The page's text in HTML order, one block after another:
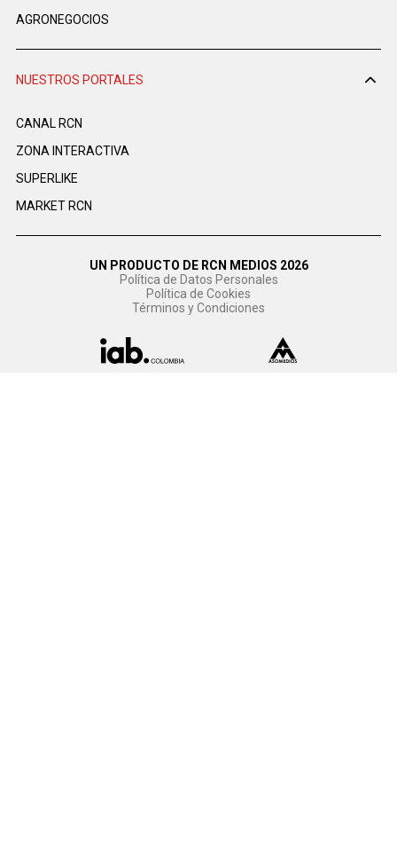
AGRONEGOCIOS
NUESTROS PORTALES
CANAL RCN
ZONA INTERACTIVA
SUPERLIKE
MARKET RCN
UN PRODUCTO DE RCN MEDIOS 2026
Política de Datos Personales
Política de Cookies
Términos y Condiciones